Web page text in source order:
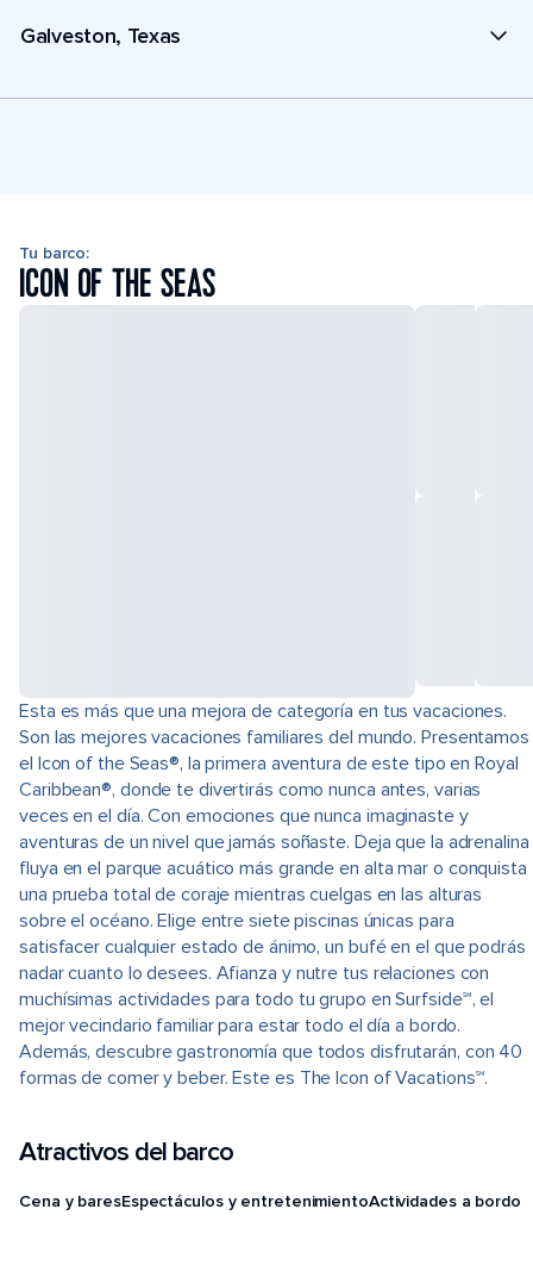
Galveston, Texas
Tu barco:
ICON OF THE SEAS
Esta es más que una mejora de categoría en tus vacaciones.
Son las mejores vacaciones familiares del mundo. Presentamos
el Icon of the Seas®, la primera aventura de este tipo en Royal
Caribbean®, donde te divertirás como nunca antes, varias
veces en el día. Con emociones que nunca imaginaste y
aventuras de un nivel que jamás soñaste. Deja que la adrenalina
fluya en el parque acuático más grande en alta mar o conquista
una prueba total de coraje mientras cuelgas en las alturas
sobre el océano. Elige entre siete piscinas únicas para
satisfacer cualquier estado de ánimo, un bufé en el que podrás
nadar cuanto lo desees. Afianza y nutre tus relaciones con
muchísimas actividades para todo tu grupo en Surfside℠, el
mejor vecindario familiar para estar todo el día a bordo.
Además, descubre gastronomía que todos disfrutarán, con 40
formas de comer y beber. Este es The Icon of Vacations℠.
Atractivos del barco
Cena y baresEspectáculos y entretenimientoActividades a bordo